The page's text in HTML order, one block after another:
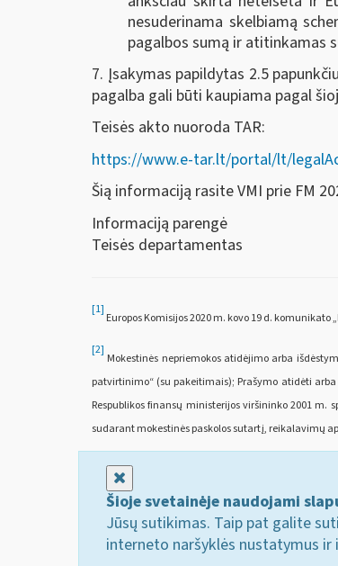
nesuderinama skelbiamą
pagalbos sumą ir atitinkamas
7. Įsakymas papildytas 2.5
pagalba gali būti kaupiama pagal
Teisės akto nuoroda TAR:
https://www.e-tar.lt/portal/lt/
Šią informaciją rasite VMI prie FM
Informaciją parengė
Teisės departamentas
[1]
Europos Komisijos 2020 m. kovo 19 d.
[2]
Mokestinės nepriemokos atidėjimo arba
patvirtinimo“ (su pakeitimais); Prašymo atidėti
Respublikos finansų ministerijos viršininko 2001 m.
sudarant mokestinės paskolos sutartį, reikalavimų
Šioje svetainėje naudojami
Jūsų sutikimas. Taip pat galite
interneto naršyklės nustatymus